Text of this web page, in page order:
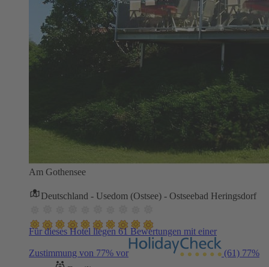
Am Gothensee
Deutschland - Usedom (Ostsee) - Ostseebad Heringsdorf
Für dieses Hotel liegen 61 Bewertungen mit einer
Zustimmung von 77% vor (61) 77%